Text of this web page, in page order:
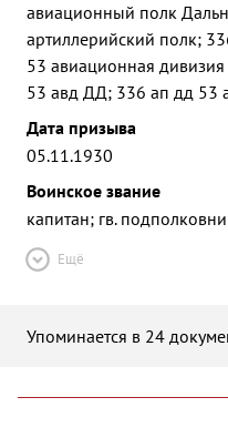
авиационный полк
артиллерийский полк;
53 авиационная
53 авд ДД; 336 ап дд 53
Дата призыва
05.11.1930
Воинское звание
капитан; гв.
Ещё
Упоминается в 24